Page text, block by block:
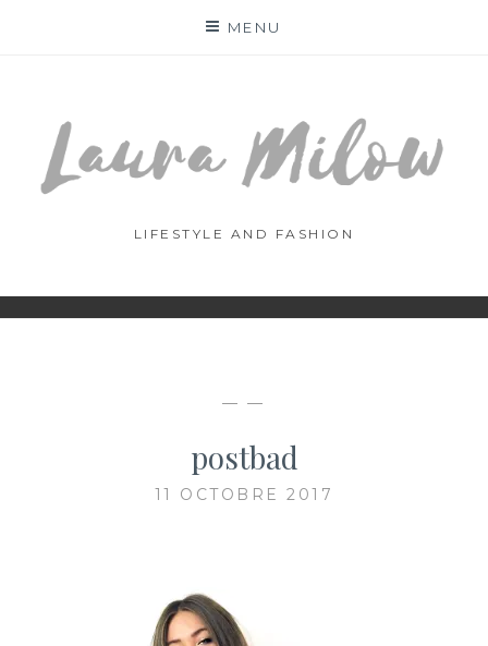
MENU
LIFESTYLE AND FASHION
— —
postbad
11 OCTOBRE 2017